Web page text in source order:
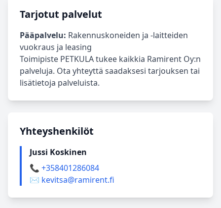
Tarjotut palvelut
Pääpalvelu: Rakennuskoneiden ja -laitteiden
vuokraus ja leasing
Toimipiste PETKULA tukee kaikkia Ramirent Oy:n
palveluja. Ota yhteyttä saadaksesi tarjouksen tai
lisätietoja palveluista.
Yhteyshenkilöt
Jussi Koskinen
📞 +358401286084
✉️ kevitsa@ramirent.fi